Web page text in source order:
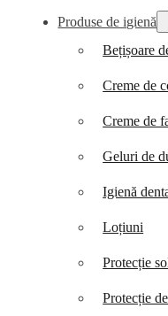
Produse de igienă
Bețișoare
Creme de
Creme de
Geluri de
Igienă
Loțiuni
Protecție
Protecție